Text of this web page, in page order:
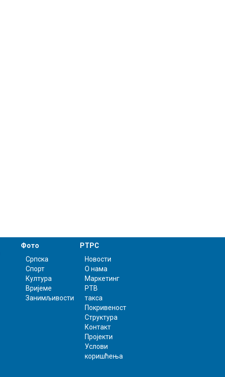
Фото
Српска
Спорт
Култура
Вријеме
Занимљивости
РТРС
Новости
О нама
Маркетинг
РТВ
такса
Покривеност
Структура
Контакт
Пројекти
Услови
коришћења